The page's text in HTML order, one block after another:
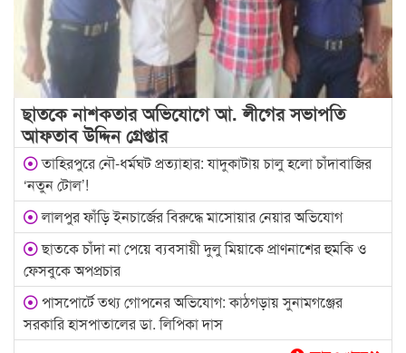
ছাতকে নাশকতার অভিযোগে আ. লীগের সভাপ‌তি
আফতাব উদ্দিন গ্রেপ্তার
তাহিরপুরে নৌ-ধর্মঘট প্রত্যাহার: যাদুকাটায় চালু হলো চাঁদাবাজির
‘নতুন টোল’!
লালপুর ফাঁড়ি ইনচার্জের বিরুদ্ধে মাসোয়ার নেয়ার অভিযোগ
ছাতকে চাঁদা না পেয়ে ব্যবসায়ী দুলু মিয়াকে প্রাণনাশের হুমকি ও
ফেসবুকে অপপ্রচার
পাসপোর্টে তথ্য গোপনের অভিযোগ: কাঠগড়ায় সুনামগঞ্জের
সরকারি হাসপাতালের ডা. লিপিকা দাস